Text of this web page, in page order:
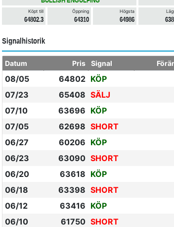
Köpt till
64802.3
Öppning
64310
Högsta
64986
Signalhistorik
Datum Pris Signal
08/05 64802 KÖP
07/23
65408 SÄLJ
07/10
63696 KÖP
07/05
62698 SHORT
06/27
60206 KÖP
06/23
63090 SHORT
06/20
63618 KÖP
06/18
63398 SHORT
06/12
63416 KÖP
06/10
61750 SHORT